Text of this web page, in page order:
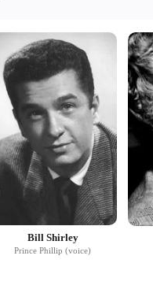
Bill Shirley
Prince Phillip (voice)